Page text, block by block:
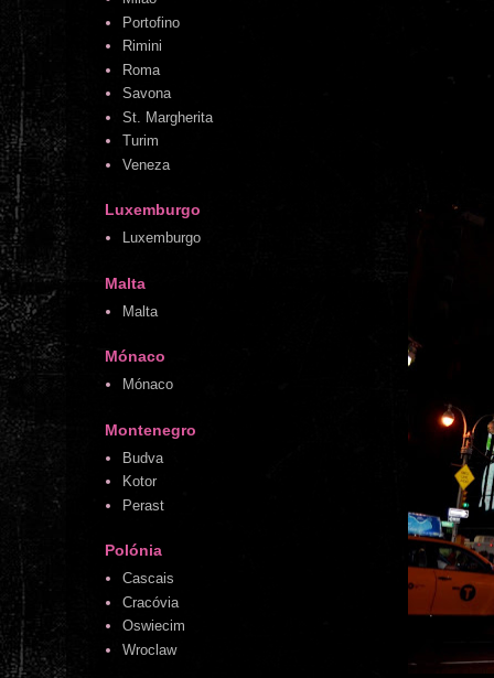
Portofino
Rimini
Roma
Savona
St. Margherita
Turim
Veneza
Luxemburgo
Luxemburgo
Malta
Malta
Mónaco
Mónaco
Montenegro
Budva
Kotor
Perast
Polónia
Cascais
Cracóvia
Oswiecim
Wroclaw